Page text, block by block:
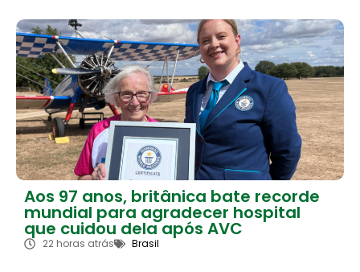
Aos 97 anos, britânica bate recorde
mundial para agradecer hospital
que cuidou dela após AVC
22 horas atrás Brasil